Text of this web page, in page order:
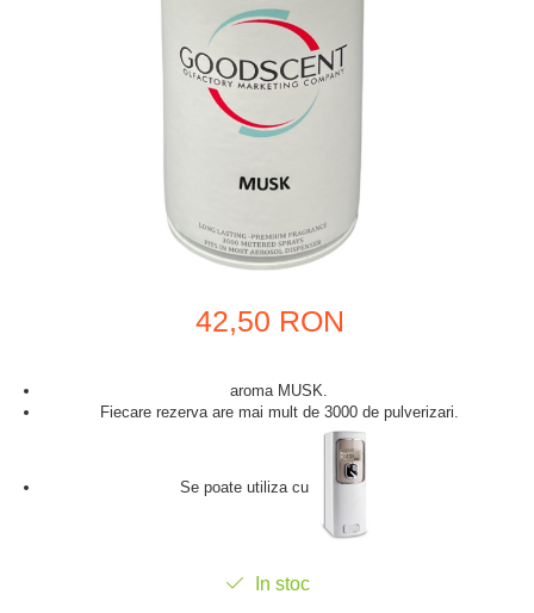
42,50 RON
aroma MUSK.
Fiecare rezerva are mai mult de 3000 de pulverizari.
Se poate utiliza cu
In stoc